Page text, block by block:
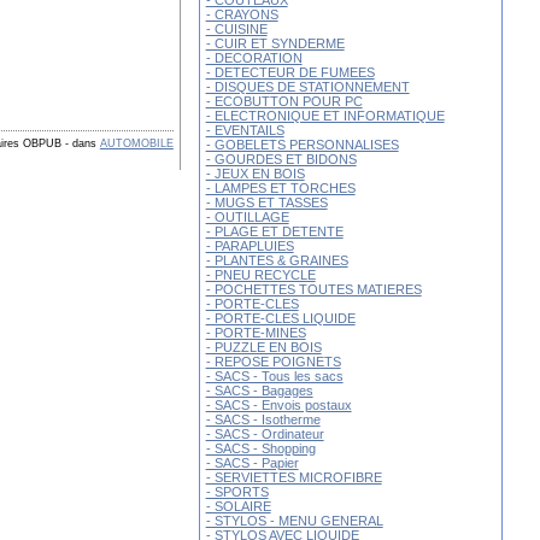
OBPUB -dans AUTOMOBILE
- CRAYONS
- CUISINE
- CUIR ET SYNDERME
- DECORATION
- DETECTEUR DE FUMEES
- DISQUES DE STATIONNEMENT
- ECOBUTTON POUR PC
- ELECTRONIQUE ET INFORMATIQUE
- EVENTAILS
- GOBELETS PERSONNALISES
- GOURDES ET BIDONS
- JEUX EN BOIS
- LAMPES ET TORCHES
- MUGS ET TASSES
- OUTILLAGE
- PLAGE ET DETENTE
- PARAPLUIES
- PLANTES & GRAINES
- PNEU RECYCLE
- POCHETTES TOUTES MATIERES
- PORTE-CLES
- PORTE-CLES LIQUIDE
- PORTE-MINES
- PUZZLE EN BOIS
- REPOSE POIGNETS
- SACS - Tous les sacs
- SACS - Bagages
- SACS - Envois postaux
- SACS - Isotherme
- SACS - Ordinateur
- SACS - Shopping
- SACS - Papier
- SERVIETTES MICROFIBRE
- SPORTS
- SOLAIRE
- STYLOS - MENU GENERAL
- STYLOS AVEC LIQUIDE